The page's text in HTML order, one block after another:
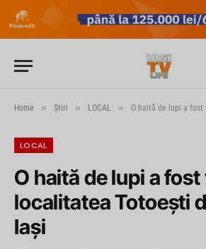
Home » Știri » LOCAL » O haită de lupi a fost văzută
LOCAL
O haită de lupi a
localitatea Totoești
Iași